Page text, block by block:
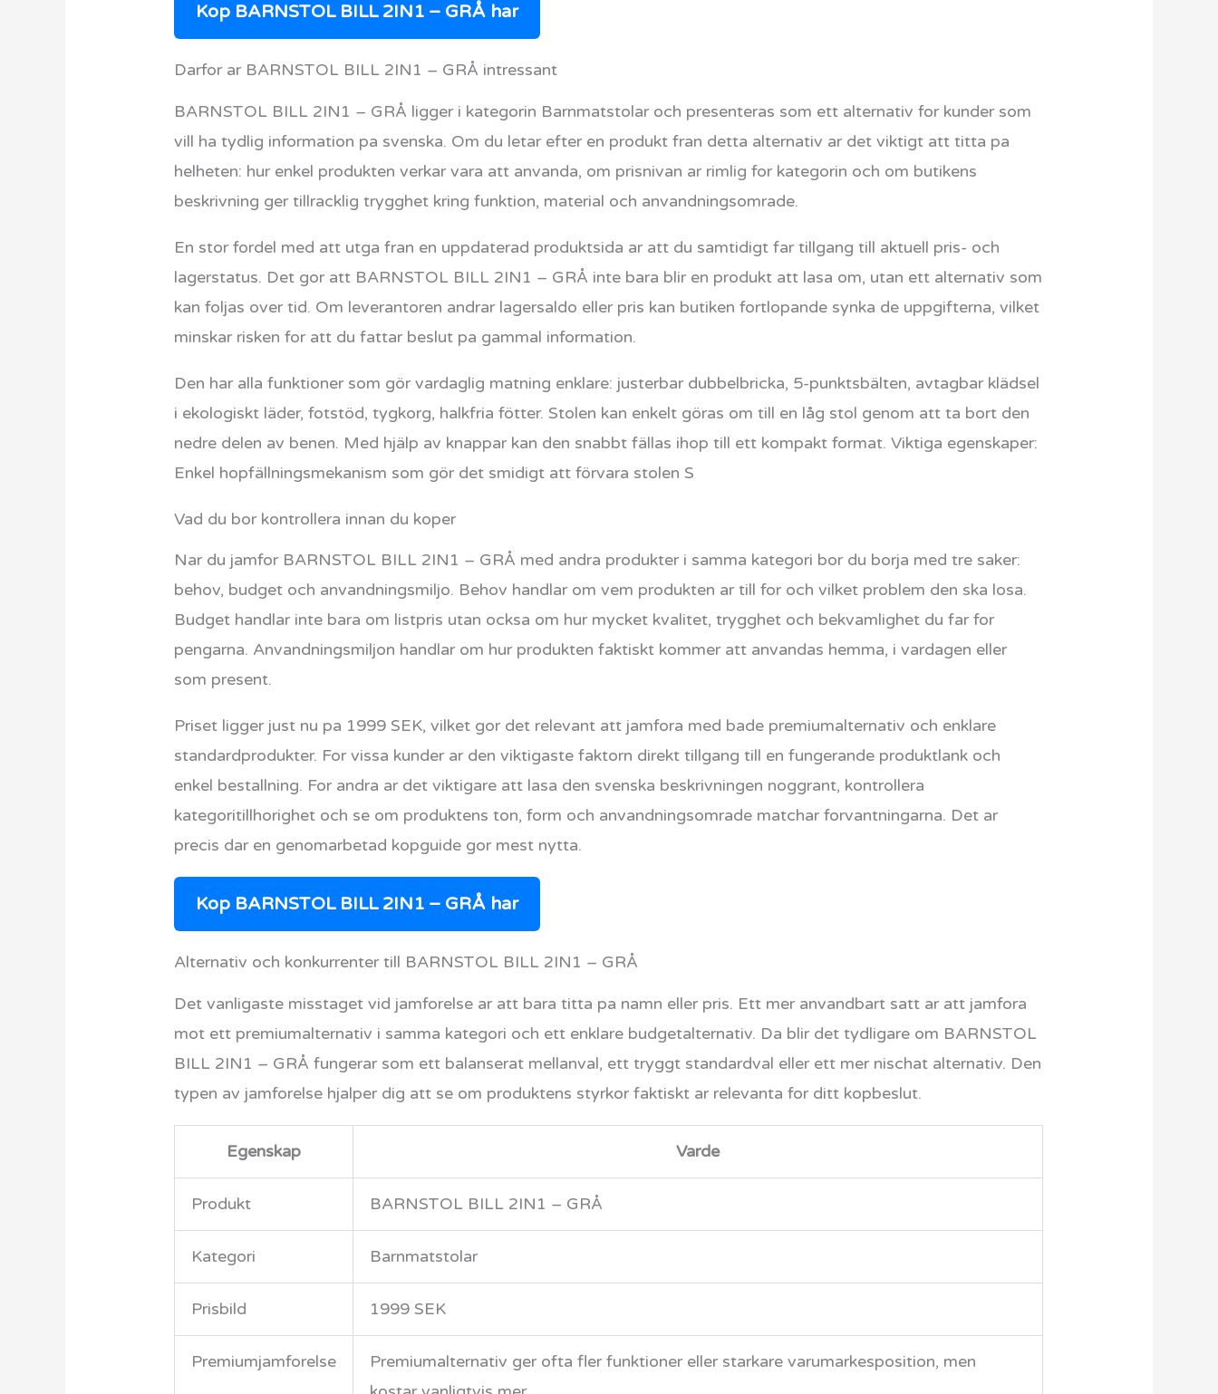
Kop BARNSTOL BILL 2IN1 – GRÅ har
Darfor ar BARNSTOL BILL 2IN1 – GRÅ intressant
BARNSTOL BILL 2IN1 – GRÅ ligger i kategorin Barnmatstolar och presenteras som ett alternativ for kunder som
vill ha tydlig information pa svenska. Om du letar efter en produkt fran detta alternativ ar det viktigt att titta pa
helheten: hur enkel produkten verkar vara att anvanda, om prisnivan ar rimlig for kategorin och om butikens
beskrivning ger tillracklig trygghet kring funktion, material och anvandningsomrade.
En stor fordel med att utga fran en uppdaterad produktsida ar att du samtidigt far tillgang till aktuell pris- och
lagerstatus. Det gor att BARNSTOL BILL 2IN1 – GRÅ inte bara blir en produkt att lasa om, utan ett alternativ som
kan foljas over tid. Om leverantoren andrar lagersaldo eller pris kan butiken fortlopande synka de uppgifterna, vilket
minskar risken for att du fattar beslut pa gammal information.
Den har alla funktioner som gör vardaglig matning enklare: justerbar dubbelbricka, 5-punktsbälten, avtagbar klädsel
i ekologiskt läder, fotstöd, tygkorg, halkfria fötter. Stolen kan enkelt göras om till en låg stol genom att ta bort den
nedre delen av benen. Med hjälp av knappar kan den snabbt fällas ihop till ett kompakt format. Viktiga egenskaper:
Enkel hopfällningsmekanism som gör det smidigt att förvara stolen S
Vad du bor kontrollera innan du koper
Nar du jamfor BARNSTOL BILL 2IN1 – GRÅ med andra produkter i samma kategori bor du borja med tre saker:
behov, budget och anvandningsmiljo. Behov handlar om vem produkten ar till for och vilket problem den ska losa.
Budget handlar inte bara om listpris utan ocksa om hur mycket kvalitet, trygghet och bekvamlighet du far for
pengarna. Anvandningsmiljon handlar om hur produkten faktiskt kommer att anvandas hemma, i vardagen eller
som present.
Priset ligger just nu pa 1999 SEK, vilket gor det relevant att jamfora med bade premiumalternativ och enklare
standardprodukter. For vissa kunder ar den viktigaste faktorn direkt tillgang till en fungerande produktlank och
enkel bestallning. For andra ar det viktigare att lasa den svenska beskrivningen noggrant, kontrollera
kategoritillhorighet och se om produktens ton, form och anvandningsomrade matchar forvantningarna. Det ar
precis dar en genomarbetad kopguide gor mest nytta.
Kop BARNSTOL BILL 2IN1 – GRÅ har
Alternativ och konkurrenter till BARNSTOL BILL 2IN1 – GRÅ
Det vanligaste misstaget vid jamforelse ar att bara titta pa namn eller pris. Ett mer anvandbart satt ar att jamfora
mot ett premiumalternativ i samma kategori och ett enklare budgetalternativ. Da blir det tydligare om BARNSTOL
BILL 2IN1 – GRÅ fungerar som ett balanserat mellanval, ett tryggt standardval eller ett mer nischat alternativ. Den
typen av jamforelse hjalper dig att se om produktens styrkor faktiskt ar relevanta for ditt kopbeslut.
Egenskap Varde
Produkt BARNSTOL BILL 2IN1 – GRÅ
Kategori Barnmatstolar
Prisbild 1999 SEK
Premiumjamforelse
Premiumalternativ ger ofta fler funktioner eller starkare varumarkesposition, men